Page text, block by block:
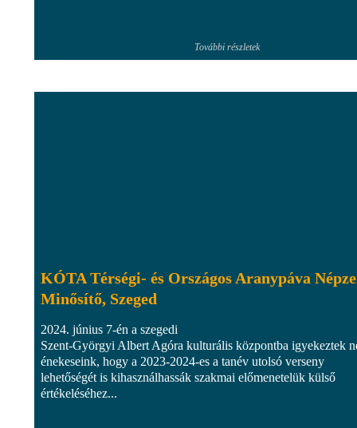
További részletek
KÓTA Térségi- és Országos Aranypáva
Minősítő, Szeged
2024. június 7-én a szegedi
Szent-Györgyi Albert Agóra kulturális központba igyekeztek
énekeseink, hogy a 2023-2024-es a tanév utolsó verseny
lehetőségét is kihasználhassák szakmai előmenetelük külső
értékeléséhez...